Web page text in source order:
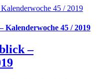
45 / 2019
Kalenderwoche 45 / 2019
–